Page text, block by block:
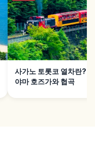
사가노 토롯코 열차란?
야마 호즈가와 협곡